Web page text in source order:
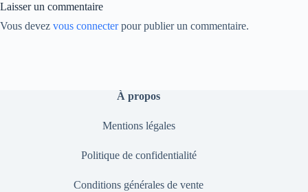
Laisser un commentaire
Vous devez vous connecterpour publier un commentaire.
À propos
Mentions légales
Politique de confidentialité
Conditions générales de vente